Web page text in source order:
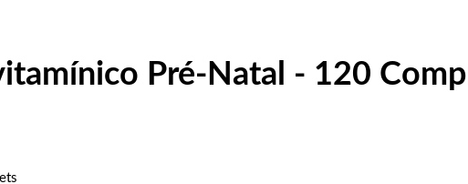
Pré-Natal - 120